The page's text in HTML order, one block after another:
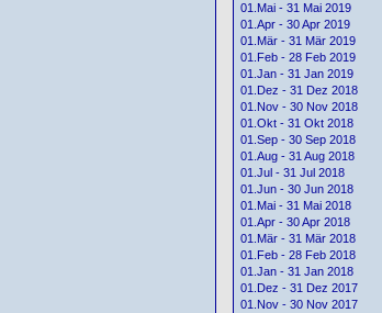
01.Mai - 31 Mai 2019
01.Apr - 30 Apr 2019
01.Mär - 31 Mär 2019
01.Feb - 28 Feb 2019
01.Jan - 31 Jan 2019
01.Dez - 31 Dez 2018
01.Nov - 30 Nov 2018
01.Okt - 31 Okt 2018
01.Sep - 30 Sep 2018
01.Aug - 31 Aug 2018
01.Jul - 31 Jul 2018
01.Jun - 30 Jun 2018
01.Mai - 31 Mai 2018
01.Apr - 30 Apr 2018
01.Mär - 31 Mär 2018
01.Feb - 28 Feb 2018
01.Jan - 31 Jan 2018
01.Dez - 31 Dez 2017
01.Nov - 30 Nov 2017